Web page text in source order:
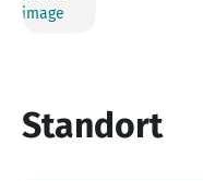
Standort